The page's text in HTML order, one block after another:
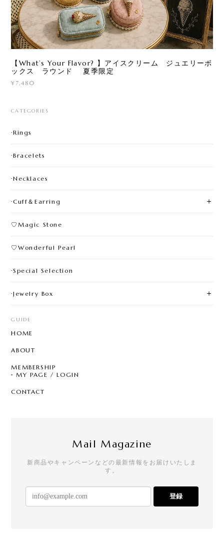
【What’s Your Flavor? 】アイスクリーム ジュエリーボ
ックス ラウンド 夏季限定
¥7,480
CATEGORIES
·Rings
·Bracelets
·Necklaces
·Cuff＆Earring
♡Magic Stone
♡Wonderful Pearl
·Special Selection
·Jewelry Box
GUIDE
HOME
ABOUT
MEMBERSHIP
MY PAGE / LOGIN
CONTACT
Mail Magazine
新商品やキャンペーンなどの最新情報をお届けいたしま
す。
登録